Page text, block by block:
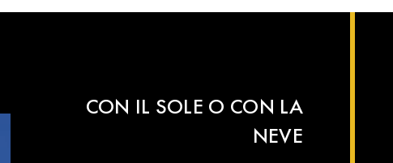
CON IL SOLE O CON LA
NEVE